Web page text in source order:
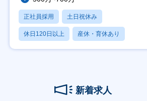
正社員採用 土日祝休み
休日120日以上 産休・育休あり
月残業20時間以内
新着求人